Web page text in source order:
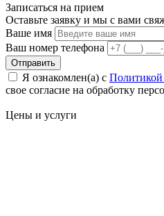
Записаться на прием
Оставьте заявку и мы с вами
Ваше имя
Ваш номер телефона
Отправить
Я ознакомлен(а) с Политикой
свое cогласие на обработку
Цены и услуги